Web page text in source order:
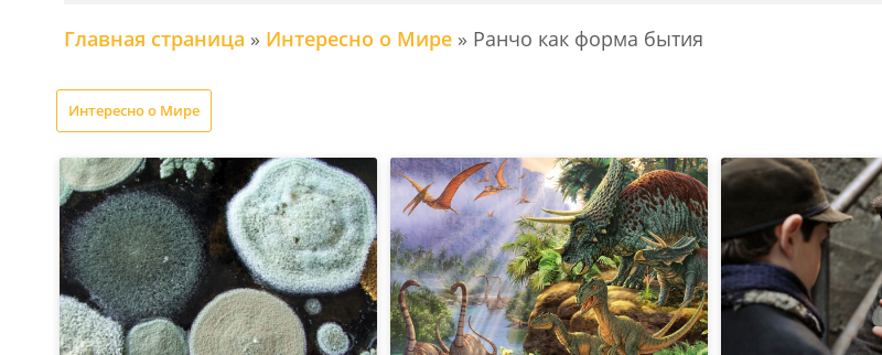
Главная страница » Интересно о Мире» Ранчо как форма бытия
Интересно о Мире